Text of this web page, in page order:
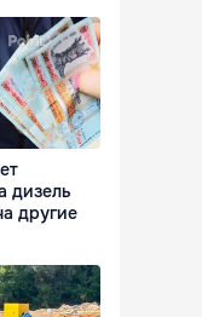
дизель
другие